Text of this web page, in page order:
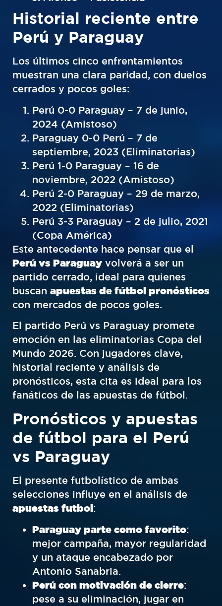
Historial reciente entre
Perú y Paraguay
Los últimos cinco enfrentamientos
muestran una clara paridad, con duelos
cerrados y pocos goles:
Perú 0-0 Paraguay – 7 de junio,
2024 (Amistoso)
Paraguay 0-0 Perú – 7 de
septiembre, 2023 (Eliminatorias)
Perú 1-0 Paraguay – 16 de
noviembre, 2022 (Amistoso)
Perú 2-0 Paraguay – 29 de marzo,
2022 (Eliminatorias)
Perú 3-3 Paraguay – 2 de julio, 2021
(Copa América)
Este antecedente hace pensar que el
Perú vs Paraguay volverá a ser un
partido cerrado, ideal para quienes
buscan apuestas de fútbol pronósticos
con mercados de pocos goles.
El partido Perú vs Paraguay promete
emoción en las eliminatorias Copa del
Mundo 2026. Con jugadores clave,
historial reciente y análisis de
pronósticos, esta cita es ideal para los
fanáticos de las apuestas de fútbol.
Pronósticos y apuestas
de fútbol para el Perú
vs Paraguay
El presente futbolístico de ambas
selecciones influye en el análisis de
apuestas futbol:
Paraguay parte como favorito:
mejor campaña, mayor regularidad
y un ataque encabezado por
Antonio Sanabria.
Perú con motivación de cierre:
pese a su eliminación, jugar en